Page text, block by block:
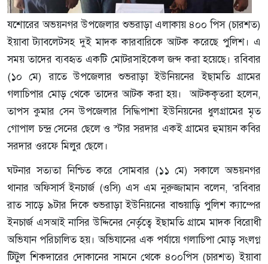
যশোরের অভয়নগর উপজেলার শুভরাড়া এলাকায় ৪০০ পিস (চারশত)
ইয়াবা ট্যাবলেটসহ দুই মাদক কারবারিকে আটক করেছে পুলিশ। এ
সময় তাদের ব্যবহৃত একটি মোটরসাইকেল জব্দ করা হয়েছে। রবিবার
(১০ মে) রাতে উপজেলার শুভরাড়া ইউনিয়নের ইছামতি গ্রামের
গলাচিপার মোড় থেকে তাদের আটক করা হয়। আটককৃতরা হলেন,
তাপস কুমার সেন উপজেলার সিদ্ধিপাশা ইউনিয়নের ধুলগ্রামের মৃত
গোপাল চন্দ্র সেনের ছেলে ও স্টার সরদার একই গ্রামের হুমায়ন কবির
সরদার ওরফে মিলুর ছেলে।
ঘটনার সত্যতা নিশ্চিত করে সোমবার (১১ মে) সকালে অভয়নগর
থানার অফিসার্স ইনচার্জ (ওসি) এস এম নুরুজ্জামান বলেন, ‘রবিবার
রাত সাড়ে ৯টার দিকে শুভরাড়া ইউনিয়নের বাশুয়াড়ি পুলিশ ক্যাম্পের
ইনচার্জ এসআই নাসির উদ্দিনের নের্তৃত্বে ইছামতি গ্রামে মাদক বিরোধী
অভিযান পরিচালিত হয়। অভিযানের এক পর্যায়ে গলাচিপা মোড় সংলগ্ন
টিটুল শিকদারের দোকানের সামনে থেকে ৪০০পিস (চারশত) ইয়াবা